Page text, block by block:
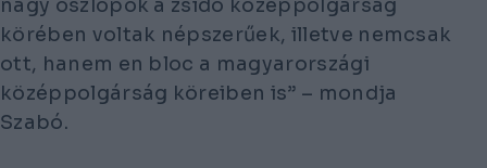
nagy oszlopok a zsidó középpolgárság
körében voltak népszerűek, illetve nemcsak
ott, hanem en bloc a magyarországi
középpolgárság köreiben is” – mondja
Szabó.